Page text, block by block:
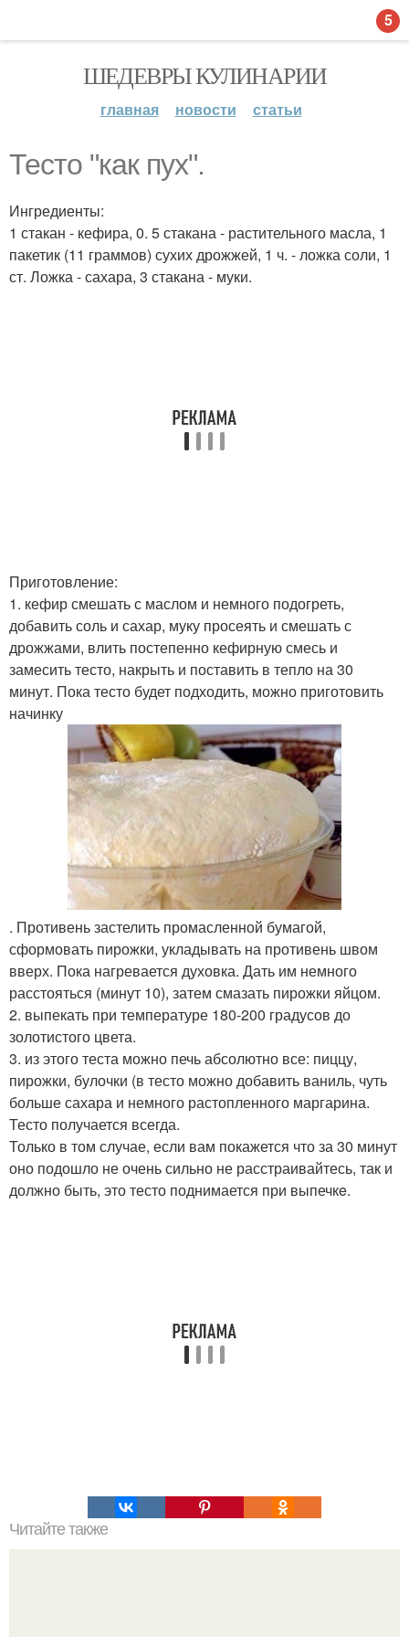
ШЕДЕВРЫ КУЛИНАРИИ
главная новости статьи
Тесто "как пух".
Ингредиенты:
1 стакан - кефира, 0. 5 стакана - растительного масла, 1
пакетик (11 граммов) сухих дрожжей, 1 ч. - ложка соли, 1
ст. Ложка - сахара, 3 стакана - муки.
Приготовление:
1. кефир смешать с маслом и немного подогреть,
добавить соль и сахар, муку просеять и смешать с
дрожжами, влить постепенно кефирную смесь и
замесить тесто, накрыть и поставить в тепло на 30
минут. Пока тесто будет подходить, можно приготовить
начинку
. Противень застелить промасленной бумагой,
сформовать пирожки, укладывать на противень швом
вверх. Пока нагревается духовка. Дать им немного
расстояться (минут 10), затем смазать пирожки яйцом.
2. выпекать при температуре 180-200 градусов до
золотистого цвета.
3. из этого теста можно печь абсолютно все: пиццу,
пирожки, булочки (в тесто можно добавить ваниль, чуть
больше сахара и немного растопленного маргарина.
Тесто получается всегда.
Только в том случае, если вам покажется что за 30 минут
оно подошло не очень сильно не расстраивайтесь, так и
должно быть, это тесто поднимается при выпечкe.
Читайте также
5